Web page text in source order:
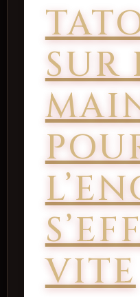
SUR
VITE